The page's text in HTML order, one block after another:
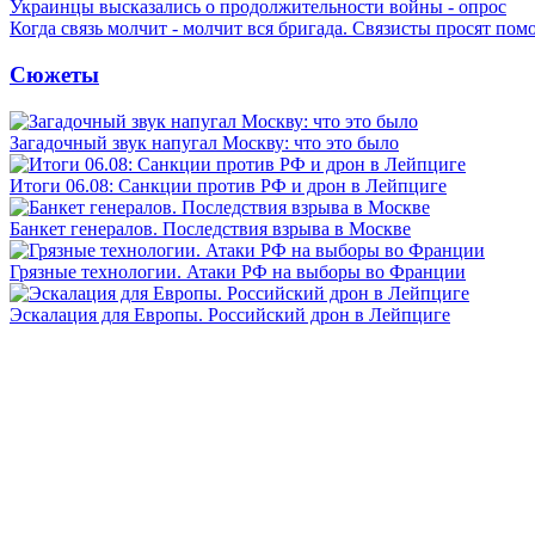
Украинцы высказались о продолжительности войны - опрос
Когда связь молчит - молчит вся бригада. Связисты просят
Сюжеты
Загадочный звук напугал Москву: что это было
Итоги 06.08: Санкции против РФ и дрон в Лейпциге
Банкет генералов. Последствия взрыва в Москве
Грязные технологии. Атаки РФ на выборы во Франции
Эскалация для Европы. Российский дрон в Лейпциге